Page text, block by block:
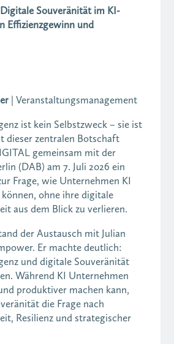
Souveränität im KI-
Effizienzgewinn und
| Veranstaltungsmanagement
ist kein Selbstzweck – sie ist
dieser zentralen Botschaft
gemeinsam mit der
(DAB) am 7. Juli 2026 ein
Frage, wie Unternehmen KI
ohne ihre digitale
aus dem Blick zu verlieren.
der Austausch mit Julian
Er machte deutlich:
und digitale Souveränität
Während KI Unternehmen
produktiver machen kann,
die Frage nach
Resilienz und strategischer